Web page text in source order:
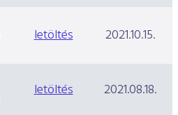
letöltés 2021.10.15.
letöltés 2021.08.18.